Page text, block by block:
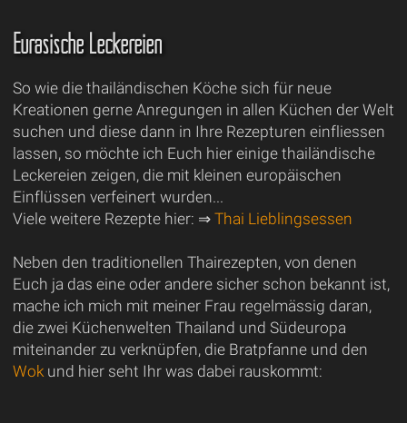
Eurasische Leckereien
So wie die thailändischen Köche sich für neue
Kreationen gerne Anregungen in allen Küchen der Welt
suchen und diese dann in Ihre Rezepturen einfliessen
lassen, so möchte ich Euch hier einige thailändische
Leckereien zeigen, die mit kleinen europäischen
Einflüssen verfeinert wurden...
Viele weitere Rezepte hier: ⇒ Thai Lieblingsessen
Neben den traditionellen Thairezepten, von denen
Euch ja das eine oder andere sicher schon bekannt ist,
mache ich mich mit meiner Frau regelmässig daran,
die zwei Küchenwelten Thailand und Südeuropa
miteinander zu verknüpfen, die Bratpfanne und den
Wokund hier seht Ihr was dabei rauskommt: